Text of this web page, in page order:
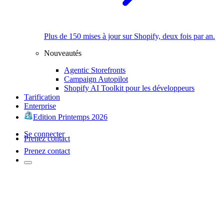
Plus de 150 mises à jour sur Shopify, deux fois par an.
Nouveautés
Agentic Storefronts
Campaign Autopilot
Shopify AI Toolkit pour les développeurs
Tarification
Enterprise
Edition Printemps 2026
Se connecter
Prenez contact
Prenez contact